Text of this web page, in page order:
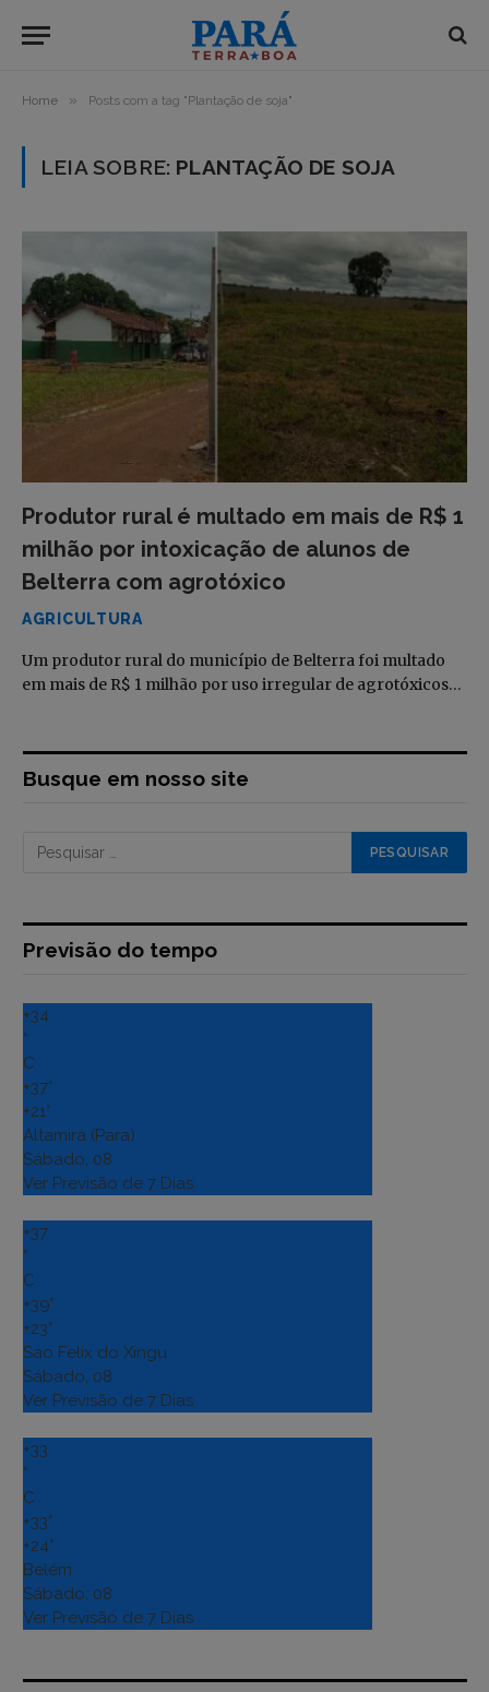
Home » Posts com a tag "Plantação de soja"
LEIA SOBRE: PLANTAÇÃO DE SOJA
Produtor rural é multado em mais de R$ 1
milhão por intoxicação de alunos de
Belterra com agrotóxico
AGRICULTURA
Um produtor rural do município de Belterra foi multado
em mais de R$ 1 milhão por uso irregular de agrotóxicos…
Busque em nosso site
Previsão do tempo
+34
°
C
+37°
+21°
Altamira (Para)
Sábado, 08
Ver Previsão de 7 Dias
+37
°
C
+39°
+23°
Sao Felix do Xingu
Sábado, 08
Ver Previsão de 7 Dias
+33
°
C
+33°
+24°
Belém
Sábado, 08
Ver Previsão de 7 Dias